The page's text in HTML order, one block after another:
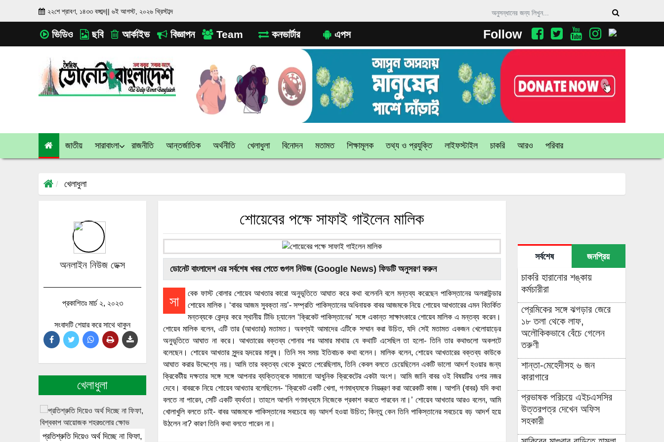
২২শে শ্রাবণ, ১৪৩৩ বঙ্গাব্দ|| ৬ই আগস্ট, ২০২৬ খ্রিস্টাব্দ
ভিডিও ছবি আর্কাইভ বিজ্ঞাপন Team কনভার্টার এপস Follow
জাতীয় সারাবাংলা রাজনীতি আন্তর্জাতিক অর্থনীতি খেলাধুলা বিনোদন মতামত শিক্ষামূলক তথ্য ও প্রযুক্তি লাইফস্টাইল চাকরি আরও পরিবার
খেলাধুলা
অনলাইন নিউজ ডেক্স
প্রকাশিতঃ মার্চ ২, ২০২৩
সংবাদটি শেয়ার করে সাথে থাকুন
খেলাধুলা
প্রতিশ্রুতি দিয়েও অর্থ দিচ্ছে না ফিফা,
শোয়েবের পক্ষে সাফাই গাইলেন মালিক
ডোনেট বাংলাদেশ এর সর্বশেষ খবর পেতে গুগল নিউজ (Google News) ফিডটি অনুসরণ করুন
সা
বেক ফাস্ট বোলার শোয়েব আখতার কারো অনুভূতিতে আঘাত করে কথা বলেননি বলে মন্তব্য করেছেন পাকিস্তানের অলরাউন্ডার
শোয়েব মালিক। ‘বাবর আজম সুবক্তা নয়’- সম্প্রতি পাকিস্তানের অধিনায়ক বাবর আজমকে নিয়ে শোয়েব আখতারের এমন বিতর্কিত
মন্তব্যকে কেন্দ্র করে স্থানীয় টিভি চ্যানেল ‘ক্রিকেট পাকিস্তানের’ সঙ্গে একান্ত সাক্ষাৎকারে শোয়েব মালিক এ মন্তব্য করেন।
শোয়েব মালিক বলেন, এটি তার (আখতার) মতামত। অবশ্যই আমাদের এটিকে সম্মান করা উচিত, যদি সেই মতামত একজন খেলোয়াড়ের
অনুভূতিতে আঘাত না করে। আখতারের বক্তব্য শোনার পর আমার মাথায় যে কথাটি এসেছিল তা হলো- তিনি তার কথাগুলো অকপটে
বলেছেন। শোয়েব আখতার সুন্দর হৃদয়ের মানুষ। তিনি সব সময় ইতিবাচক কথা বলেন। মালিক বলেন, শোয়েব আখতারের বক্তব্য কাউকে
আঘাত করার উদ্দেশ্যে নয়। আমি তার বক্তব্য থেকে বুঝতে পেরেছিলাম, তিনি কেবল বলতে চেয়েছিলেন একটি ভালো আদর্শ হওয়ার জন্য
ক্রিকেটীয় দক্ষতার সঙ্গে সঙ্গে আপনার ব্যক্তিত্বকে সাজানো আধুনিক ক্রিকেটের একটা অংশ। আমি জানি বাবর ওই বিষয়টির ওপর নজর
দেবে। বাবরকে নিয়ে শোয়েব আখতার বলেছিলেন- ‘ক্রিকেট একটি খেলা, গণমাধ্যমকে নিয়ন্ত্রণ করা আরেকটি কাজ। আপনি (বাবর) যদি কথা
বলতে না পারেন, সেটি একটি ব্যর্থতা। তাহলে আপনি গণমাধ্যমে নিজেকে প্রকাশ করতে পারবেন না।’ শোয়েব আখতার আরও বলেন, আমি
খোলাখুলি বলতে চাই- বাবর আজমকে পাকিস্তানের সবচেয়ে বড় আদর্শ হওয়া উচিত; কিন্তু কেন তিনি পাকিস্তানের সবচেয়ে বড় আদর্শ হয়ে
উঠলেন না? কারণ তিনি কথা বলতে পারেন না।
সর্বশেষ জনপ্রিয়
চাকরি হারানোর শঙ্কায়
কর্মচারীরা
প্রেমিকের সঙ্গে ঝগড়ার জেরে
১৮ তলা থেকে লাফ,
অলৌকিকভাবে বেঁচে গেলেন
তরুণী
শান্তা-মেহেদীসহ ৬ জন
কারাগারে
প্রভাষক পরিচয়ে এইচএসসির
উত্তরপত্র দেখেন অফিস
সহকারী